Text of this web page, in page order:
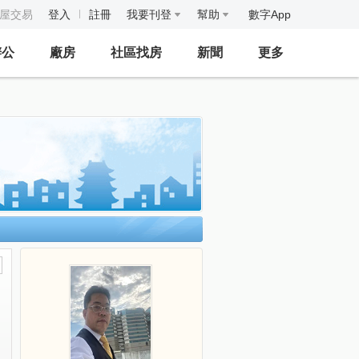
交易 登入 註冊 我要刊登 幫助 數字App
廠房 社區找房 新聞 更多